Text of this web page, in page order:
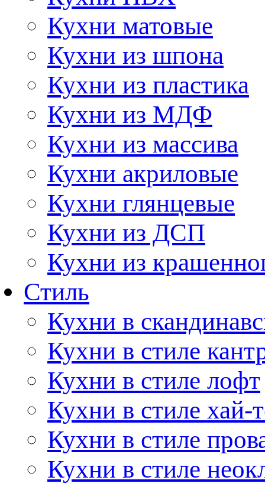
Кухни матовые
Кухни из шпона
Кухни из пластика
Кухни из МДФ
Кухни из массива
Кухни акриловые
Кухни глянцевые
Кухни из ДСП
Кухни из
Стиль
Кухни в
Кухни в стиле
Кухни в стиле лофт
Кухни в стиле хай-
Кухни в стиле
Кухни в стиле